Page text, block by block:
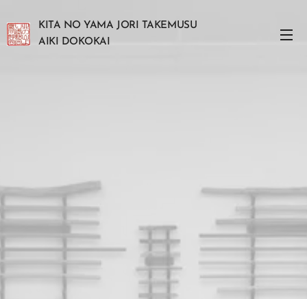
KITA NO YAMA JORI TAKEMUSU
AIKI DOKOKAI